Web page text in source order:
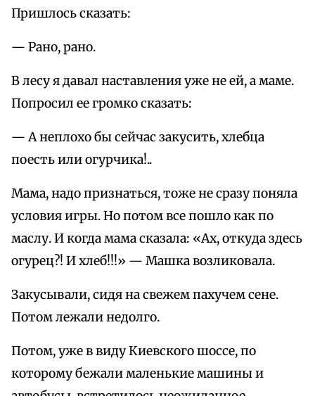
Пришлось сказать:
— Рано, рано.
В лесу я давал наставления уже не ей, а маме.
Попросил ее громко сказать:
— А неплохо бы сейчас закусить, хлебца
поесть или огурчика!..
Мама, надо признаться, тоже не сразу поняла
условия игры. Но потом все пошло как по
маслу. И когда мама сказала: «Ах, откуда здесь
огурец?! И хлеб!!!» — Машка возликовала.
Закусывали, сидя на свежем пахучем сене.
Потом лежали недолго.
Потом, уже в виду Киевского шоссе, по
которому бежали маленькие машины и